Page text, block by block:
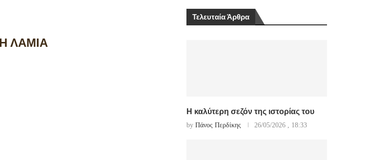
ΛΑΜΊΑ
Τελευταία Άρθρα
Η καλύτερη σεζόν της ιστορίας του
by Πάνος Περδίκης 26/05/2026 , 18:33